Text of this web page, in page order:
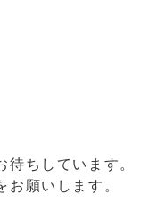
ちしています。
お願いします。